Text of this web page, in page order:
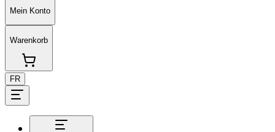
Mein Konto
Warenkorb
FR